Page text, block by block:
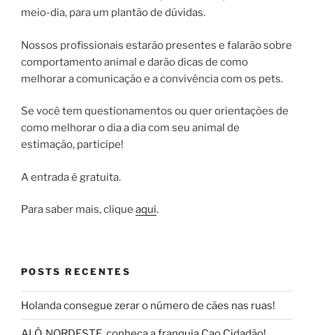
meio-dia, para um plantão de dúvidas.
Nossos profissionais estarão presentes e falarão sobre
comportamento animal e darão dicas de como
melhorar a comunicação e a convivência com os pets.
Se você tem questionamentos ou quer orientações de
como melhorar o dia a dia com seu animal de
estimação, participe!
A entrada é gratuita.
Para saber mais, clique aqui.
POSTS RECENTES
Holanda consegue zerar o número de cães nas ruas!